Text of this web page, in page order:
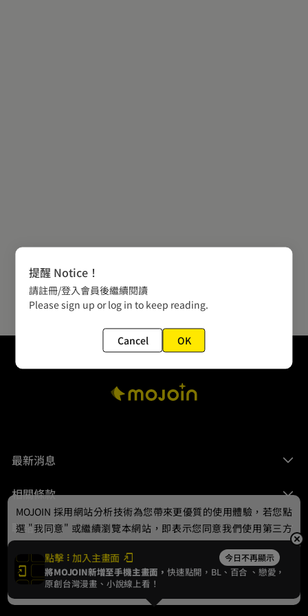
最新消息
相關條款
聯絡我們
© 2024 gamania Digital Entertainment Co., Ltd.
點擊 加入主畫面 今日不再顯示
將MOJOIN新增至手機主畫面，快速點開，BL、 百合 、戀愛，
原創台灣漫畫、小說線上看！
MOJOIN 採用網站分析技術為您帶來更優質的使用體驗，若您點
選 "我同意" 或繼續瀏覽本網站，即表示您同意我們使用第三方
Cookie，欲瞭解更多資訊請見隱私權政策。
我同意
提醒 Notice！
請註冊/登入會員後繼續閱讀
Please sign up or log in to keep reading.
Cancel OK